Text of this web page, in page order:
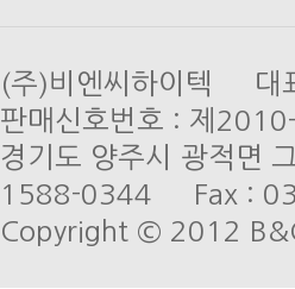
(주)비엔씨하이텍
판매신호번호 : 제
경기도 양주시 광적
1588-0344 Fax :
Copyright © 2012